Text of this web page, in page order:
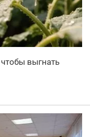
выгнать